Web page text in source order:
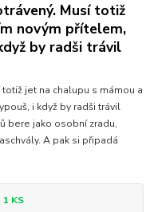
Musí totiž
novým přítelem,
by radši trávil
jet na chalupu s mámou a
i když by radši trávil
bere jako osobní zradu,
A pak si připadá
KS